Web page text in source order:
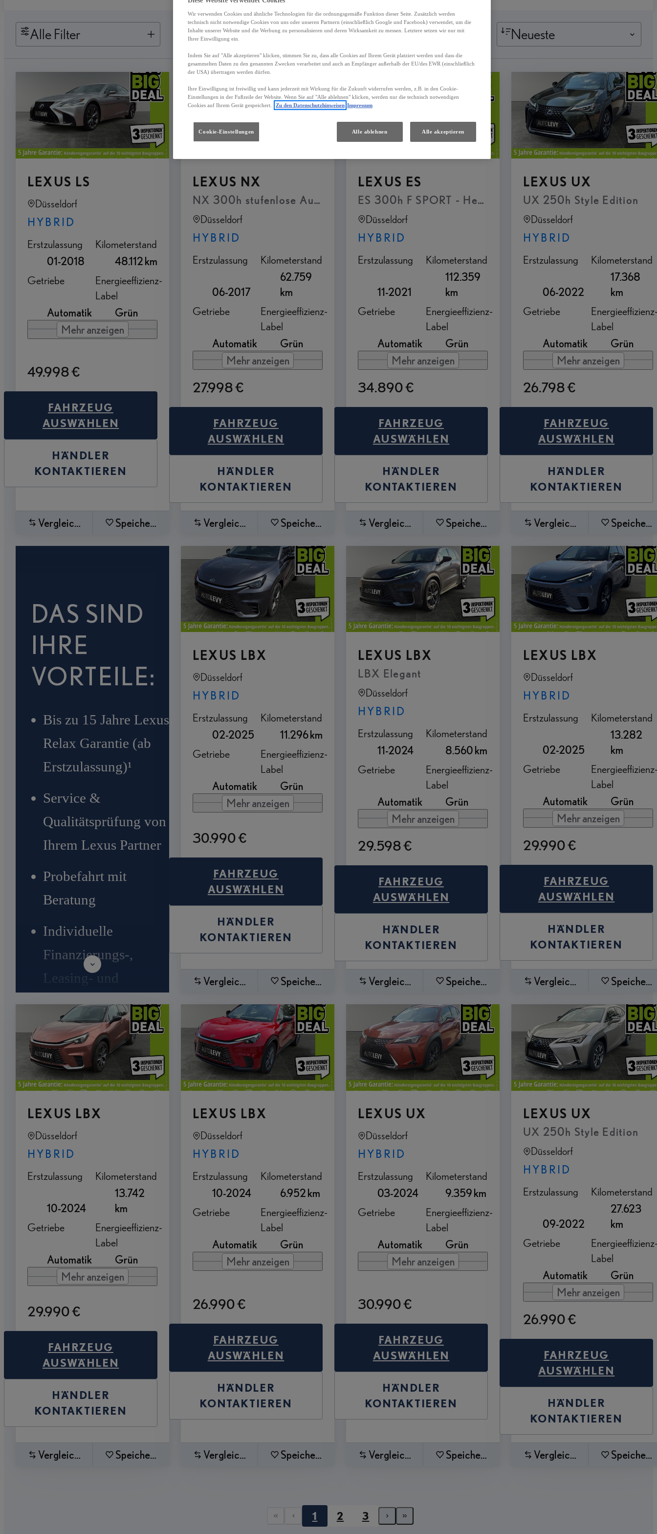
Alle Filter 25Ergebnisse Neueste
LEXUS LS
Düsseldorf
HYBRID
Erstzulassung
01-2018
Kilometerstand
48.112 km
Getriebe
Automatik
Energieeffizienz-
Label
Grün
Mehr anzeigen
49.998 €
FAHRZEUG
AUSWÄHLEN
HÄNDLER
KONTAKTIEREN
Vergleichen Speichern
LEXUS NX
NX 300h stufenlose Automatik AWD --- Luxury Line - Glas-Schiebe-Hebedach,
Düsseldorf
HYBRID
Erstzulassung
06-2017
Kilometerstand
62.759
km
Getriebe
Automatik
Energieeffizienz-
Label
Grün
Mehr anzeigen
27.998 €
FAHRZEUG
AUSWÄHLEN
HÄNDLER
KONTAKTIEREN
Vergleichen Speichern
LEXUS ES
ES 300h F SPORT - Head-up Display & 360° Kamera
Düsseldorf
HYBRID
Erstzulassung
11-2021
Kilometerstand
112.359
km
Getriebe
Automatik
Energieeffizienz-
Label
Grün
Mehr anzeigen
34.890 €
FAHRZEUG
AUSWÄHLEN
HÄNDLER
KONTAKTIEREN
Vergleichen Speichern
LEXUS UX
UX 250h Style Edition
Düsseldorf
HYBRID
Erstzulassung
06-2022
Kilometerstand
17.368
km
Getriebe
Automatik
Label
Grün
Mehr anzeigen
26.798 €
FAHRZEUG
AUSWÄHLEN
HÄNDLER
KONTAKTIEREN
Vergleichen Speichern
DAS SIND
IHRE
VORTEILE:
Bis zu 15 Jahre Lexus
Relax Garantie (ab
Erstzulassung)¹
Service &
Qualitätsprüfung von
Ihrem Lexus Partner
Probefahrt mit
Beratung
Individuelle
Finanzierungs-,
Leasing- und
Versicherungsangebote
Inzahlungnahme aller
Marken²
10 Tage
Umtauschrecht³
LEXUS LBX
Düsseldorf
HYBRID
Erstzulassung
02-2025
Kilometerstand
11.296 km
Getriebe
Automatik
Energieeffizienz-
Label
Grün
Mehr anzeigen
30.990 €
FAHRZEUG
AUSWÄHLEN
HÄNDLER
KONTAKTIEREN
Vergleichen Speichern
LEXUS LBX
LBX Elegant
Düsseldorf
HYBRID
Erstzulassung
11-2024
Kilometerstand
8.560 km
Getriebe
Automatik
Energieeffizienz-
Label
Grün
Mehr anzeigen
29.598 €
FAHRZEUG
AUSWÄHLEN
HÄNDLER
KONTAKTIEREN
Vergleichen Speichern
LEXUS LBX
Düsseldorf
HYBRID
Erstzulassung
02-2025
Kilometerstand
13.282
km
Getriebe
Automatik
Label
Grün
Mehr anzeigen
29.990 €
FAHRZEUG
AUSWÄHLEN
HÄNDLER
KONTAKTIEREN
Vergleichen Speichern
LEXUS LBX
Düsseldorf
HYBRID
Erstzulassung
10-2024
Kilometerstand
13.742
km
Getriebe
Automatik
Energieeffizienz-
Label
Grün
Mehr anzeigen
29.990 €
FAHRZEUG
AUSWÄHLEN
HÄNDLER
KONTAKTIEREN
Vergleichen Speichern
LEXUS LBX
Düsseldorf
HYBRID
Erstzulassung
10-2024
Kilometerstand
6.952 km
Getriebe
Automatik
Energieeffizienz-
Label
Grün
Mehr anzeigen
26.990 €
FAHRZEUG
AUSWÄHLEN
HÄNDLER
KONTAKTIEREN
Vergleichen Speichern
LEXUS UX
Düsseldorf
HYBRID
Erstzulassung
03-2024
Kilometerstand
9.359 km
Getriebe
Automatik
Energieeffizienz-
Label
Grün
Mehr anzeigen
30.990 €
FAHRZEUG
AUSWÄHLEN
HÄNDLER
KONTAKTIEREN
Vergleichen Speichern
LEXUS UX
UX 250h Style Edition
Düsseldorf
HYBRID
Erstzulassung
09-2022
Kilometerstand
27.623
km
Getriebe
Automatik
Label
Grün
Mehr anzeigen
26.990 €
FAHRZEUG
AUSWÄHLEN
HÄNDLER
KONTAKTIEREN
Vergleichen Speichern
Erste Seite
Vorherige Seite
1 2 3
Nächste Seite
Letzte Seite
Wir verwenden Cookies und ähnliche Technologien für die ordnungsgemäße Funktion dieser Seite. Zusätzlich werden
technisch nicht notwendige Cookies von uns oder unseren Partnern (einschließlich Google und Facebook) verwendet, um die
Inhalte unserer Website und die Werbung zu personalisieren und deren Wirksamkeit zu messen. Letztere setzen wir nur mit
Ihrer Einwilligung ein.
Indem Sie auf "Alle akzeptieren" klicken, stimmen Sie zu, dass alle Cookies auf Ihrem Gerät platziert werden und dass die
gesammelten Daten zu den genannten Zwecken verarbeitet und auch an Empfänger außerhalb der EU/des EWR (einschließlich
der USA) übertragen werden dürfen.
Ihre Einwilligung ist freiwillig und kann jederzeit mit Wirkung für die Zukunft widerrufen werden, z.B. in den Cookie-
Einstellungen in der Fußzeile der Website. Wenn Sie auf "Alle ablehnen" klicken, werden nur die technisch notwendigen
Cookies auf Ihrem Gerät gespeichert.
Zu den Datenschutzhinweisen Impressum
Cookie-Einstellungen Alle ablehnen Alle akzeptieren